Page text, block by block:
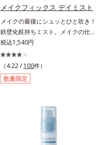
軽さで、毛先までするんっとまとま
おうツヤ髪を叶えます。*1 毛髪補
修成分（イソステアリン酸、イソス
テアロイル加水分解コラーゲン、イ
ソステアロイル加水分解シルク、ス
フィンゴ糖脂質、トコフェロール、
グリセリン、糖脂質、BG、イソス
加水分解シルク、スフィンゴ糖脂
質、トコフェロール、グリセリン、
ヒアルロン酸ヒドロキシプロピルト
リモニウム、フェノキシエタノー
メイクフィックス デイミスト
メイクの最後にシュッとひと吹き！
鉄壁化粧持ちミスト。メイクの仕上
げにシュッとひと吹き。肌とメイク
の密着感をピタッと高め、メイクく
ずれを防ぎ、化粧持ちをアップさせ
るミストタイプの化粧水です。くず
れ防止成分(*1)を含む層と美容成分
振って混ぜると、美容成分がくずれ
防止成分を包み込み、メイクの上に
汗・水・皮脂をはじきながら、美容
税込1,540円
（4.22 / 100件）
数量限定